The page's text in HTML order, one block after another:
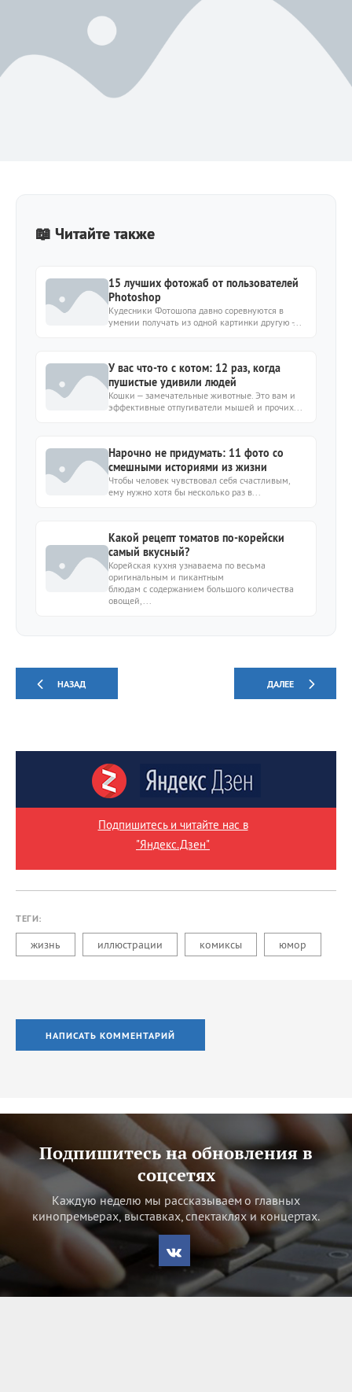
📖 Читайте также
15 лучших фотожаб от пользователей
Photoshop
Кудесники Фотошопа давно соревнуются в
умении получать из одной картинки другую -...
У вас что-то с котом: 12 раз, когда
пушистые удивили людей
Кошки – замечательные животные. Это вам и
эффективные отпугиватели мышей и прочих...
Нарочно не придумать: 11 фото со
смешными историями из жизни
Чтобы человек чувствовал себя счастливым,
ему нужно хотя бы несколько раз в...
Какой рецепт томатов по-корейски
самый вкусный?
Корейская кухня узнаваема по весьма
оригинальным и пикантным
блюдам с содержанием большого количества
овощей,...
НАЗАД ДАЛЕЕ
Подпишитесь и читайте нас в
"Яндекс.Дзен"
ТЕГИ:
жизнь иллюстрации комиксы юмор
НАПИСАТЬ КОММЕНТАРИЙ
Подпишитесь на обновления в
соцсетях
Каждую неделю мы рассказываем о главных
кинопремьерах, выставках, спектаклях и концертах.